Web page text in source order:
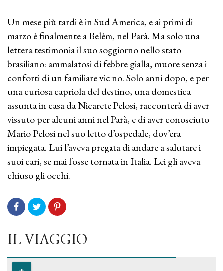
Un mese più tardi è in Sud America, e ai primi di
marzo è finalmente a Belèm, nel Parà. Ma solo una
lettera testimonia il suo soggiorno nello stato
brasiliano: ammalatosi di febbre gialla, muore senza i
conforti di un familiare vicino. Solo anni dopo, e per
una curiosa capriola del destino, una domestica
assunta in casa da Nicarete Pelosi, racconterà di aver
vissuto per alcuni anni nel Parà, e di aver conosciuto
Mario Pelosi nel suo letto d’ospedale, dov’era
impiegata. Lui l’aveva pregata di andare a salutare i
suoi cari, se mai fosse tornata in Italia. Lei gli aveva
chiuso gli occhi.
IL VIAGGIO